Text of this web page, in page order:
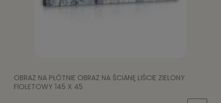
OBRAZ NA PŁÓTNIE OBRAZ NA ŚCIANĘ LIŚCIE ZIELONY
FIOLETOWY 145 X 45